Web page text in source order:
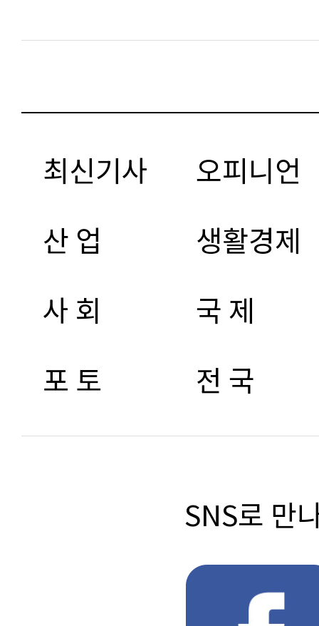
최신기사
오피니언
산 업
생활경제
사 회
국 제
포 토
전 국
SNS로 만